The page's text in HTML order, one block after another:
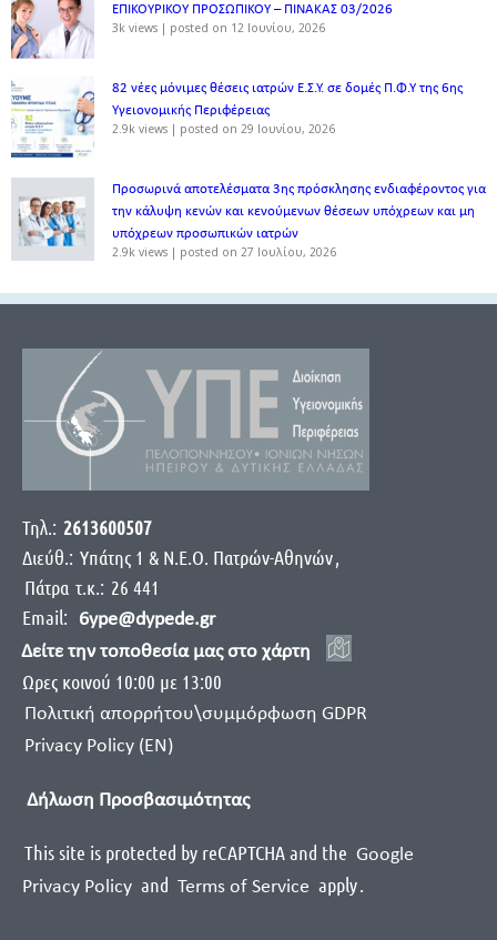
ΕΠΙΚΟΥΡΙΚΟΥ ΠΡΟΣΩΠΙΚΟΥ – ΠΙΝΑΚΑΣ 03/2026
3k views | posted on 12 Ιουνίου, 2026
82 νέες μόνιμες θέσεις ιατρών Ε.Σ.Υ. σε δομές Π.Φ.Υ της 6ης
Υγειονομικής Περιφέρειας
2.9k views | posted on 29 Ιουνίου, 2026
Προσωρινά αποτελέσματα 3ης πρόσκλησης ενδιαφέροντος για
την κάλυψη κενών και κενούμενων θέσεων υπόχρεων και μη
υπόχρεων προσωπικών ιατρών
2.9k views | posted on 27 Ιουλίου, 2026
Τηλ.: 2613600507
Διεύθ.: Yπάτης 1 & Ν.Ε.Ο. Πατρών-Αθηνών,
Πάτρα τ.κ.: 26 441
Email:
6ype@dypede.gr
Δείτε την τοποθεσία μας στο χάρτη
Ωρες κοινού 10:00 με 13:00
Πολιτική απορρήτου\συμμόρφωση GDPR
Privacy Policy (EN)
Δήλωση Προσβασιμότητας
This site is protected by reCAPTCHA and the Google
Privacy Policy and Terms of Service apply.